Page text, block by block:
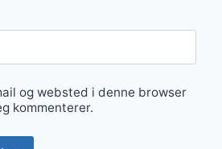
og websted i denne browser
kommenterer.